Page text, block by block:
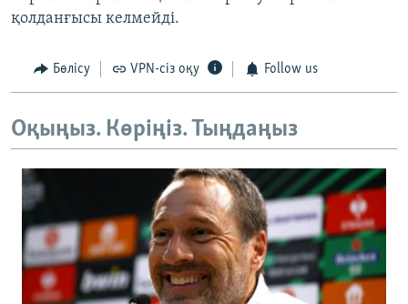
қолданғысы келмейді.
Бөлісу VPN-сіз оқу Follow us
Оқыңыз. Көріңіз. Тыңдаңыз